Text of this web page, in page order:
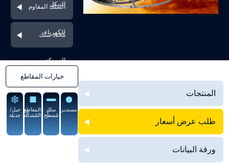
النيكل
السلك المقاوم
للكهرباء
مُحدد سلك
السبيكة
المنتجات
طلب عرض أسعار
ورقة البيانات
خيارات المقاطع
مستدير
سلك
مُسطَّح
المقاطع
المُشكَّلة
حبل/
جديلة